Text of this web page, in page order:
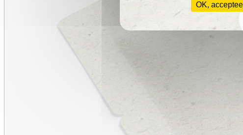
OK,